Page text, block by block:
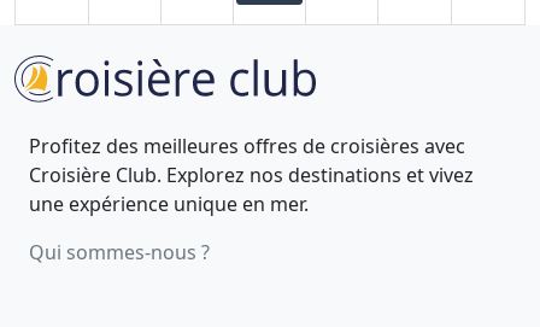
Profitez des meilleures offres de croisières avec
Croisière Club. Explorez nos destinations et vivez
une expérience unique en mer.
Qui sommes-nous ?